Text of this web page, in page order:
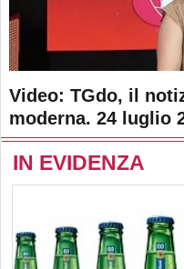
Video: TGdo, il
moderna. 24 luglio
IN EVIDENZA